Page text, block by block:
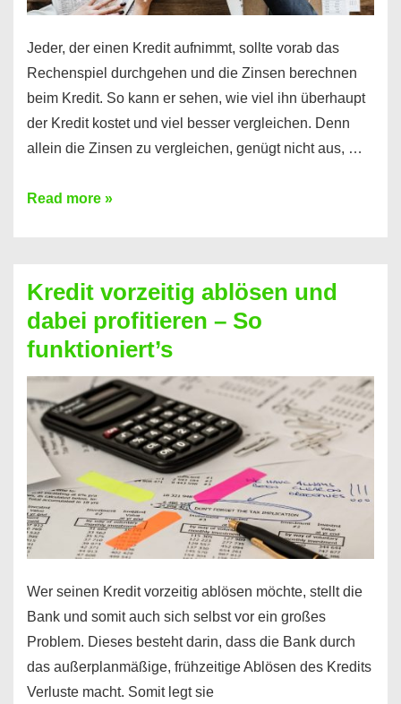
Jeder, der einen Kredit aufnimmt, sollte vorab das
Rechenspiel durchgehen und die Zinsen berechnen
beim Kredit. So kann er sehen, wie viel ihn überhaupt
der Kredit kostet und viel besser vergleichen. Denn
allein die Zinsen zu vergleichen, genügt nicht aus, …
Ganz
Kredit
berechnen
–
Mit
diesen
Regeln!
Read more »
Kredit vorzeitig ablösen und
dabei profitieren – So
funktioniert’s
Wer seinen Kredit vorzeitig ablösen möchte, stellt die
Bank und somit auch sich selbst vor ein großes
Problem. Dieses besteht darin, dass die Bank durch
das außerplanmäßige, frühzeitige Ablösen des Kredits
Verluste macht. Somit legt sie